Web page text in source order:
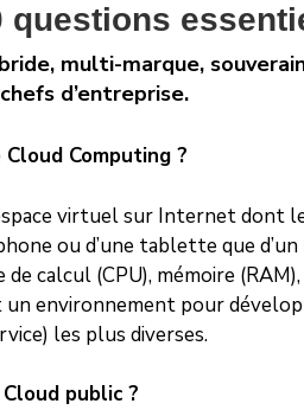
questions
multi-marque,
d’entreprise.
Computing ?
virtuel sur Internet dont
ou d’une tablette que
de calcul (CPU), mémoire
environnement pour
les plus diverses.
public ?